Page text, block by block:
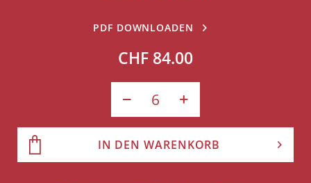
PDF DOWNLOADEN
CHF 84.00
IN DEN WARENKORB